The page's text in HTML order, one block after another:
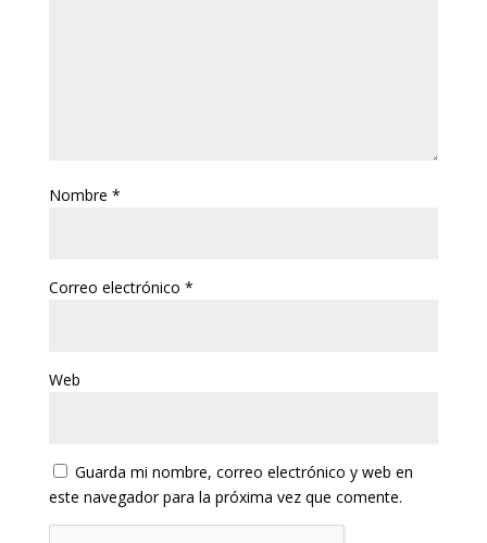
Nombre *
Correo electrónico *
Web
Guarda mi nombre, correo electrónico y web en
este navegador para la próxima vez que comente.